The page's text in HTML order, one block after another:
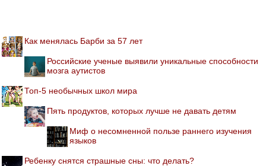
Как менялась Барби за 57 лет
Российские ученые выявили уникальные способности
мозга аутистов
Топ-5 необычных школ мира
Пять продуктов, которых лучше не давать детям
Миф о несомненной пользе раннего изучения
языков
Ребенку снятся страшные сны: что делать?